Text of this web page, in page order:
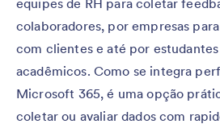
equipes de RH para coletar
colaboradores, por empresas
com clientes e até por
acadêmicos. Como se integra
Microsoft 365, é uma opção
coletar ou avaliar dados com